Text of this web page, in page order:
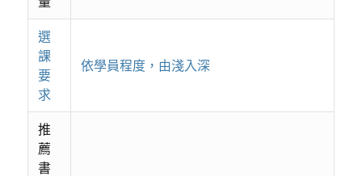
選
課
要
求
依學員程度，由淺入深
推
薦
書